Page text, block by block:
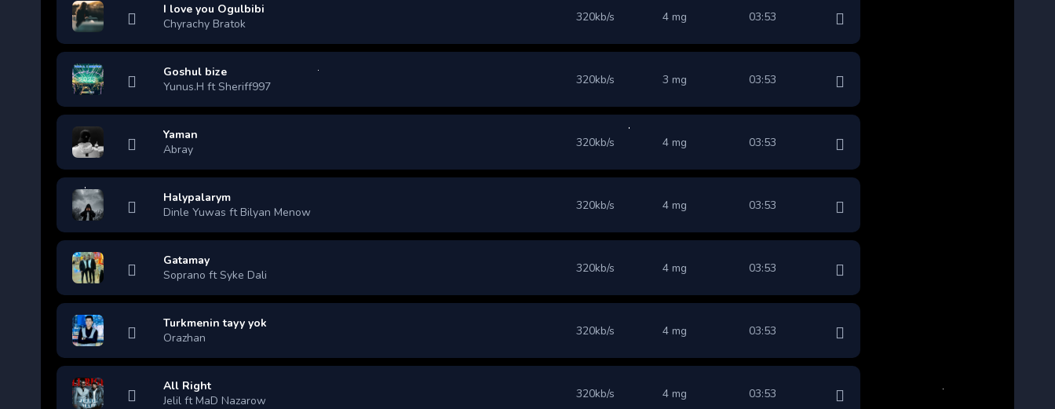
I love you Ogulbibi
Chyrachy Bratok
320kb/s 4 mg 03:53
Goshul bize
Yunus.H ft Sheriff997
320kb/s 3 mg 03:53
Yaman
Abray
320kb/s 4 mg 03:53
Halypalarym
Dinle Yuwas ft Bilyan Menow
320kb/s 4 mg 03:53
Gatamay
Soprano ft Syke Dali
320kb/s 4 mg 03:53
Turkmenin tayy yok
Orazhan
320kb/s 4 mg 03:53
All Right
Jelil ft MaD Nazarow
320kb/s 4 mg 03:53